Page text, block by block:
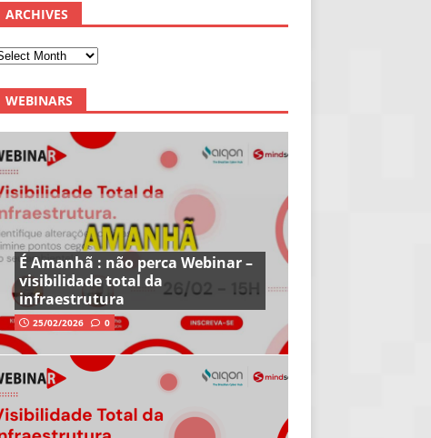
ARCHIVES
WEBINARS
É Amanhã : não perca Webinar –
visibilidade total da
infraestrutura
25/02/2026 0